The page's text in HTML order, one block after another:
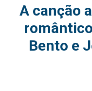
A canção
Bento e